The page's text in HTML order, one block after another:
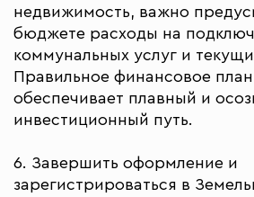
недвижимость, важно
бюджете расходы на
коммунальных услуг и
Правильное финансовое
обеспечивает плавный и
инвестиционный путь.
6. Завершить оформление и
зарегистрироваться в